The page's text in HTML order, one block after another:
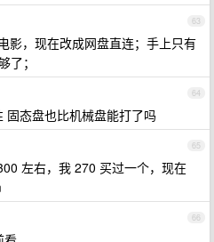
63
影，现在改成网盘直连；手上只有
了；
64
固态盘也比机械盘能打了吗
65
左右，我 270 买过一个，现在
66